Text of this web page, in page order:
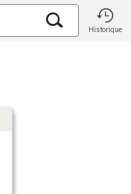
Historique